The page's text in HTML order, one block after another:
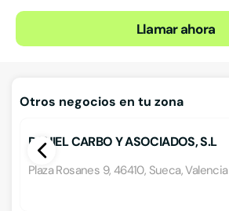
Llamar ahora
Otros negocios en tu zona
DANIEL CARBO Y ASOCIADOS, S.L
Plaza Rosanes 9, 46410, Sueca, Valencia